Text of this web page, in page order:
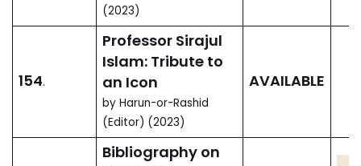
(2023)
154.
Professor Sirajul
Islam: Tribute to
an Icon
by Harun-or-Rashid
(Editor) (2023)
AVAILABLE